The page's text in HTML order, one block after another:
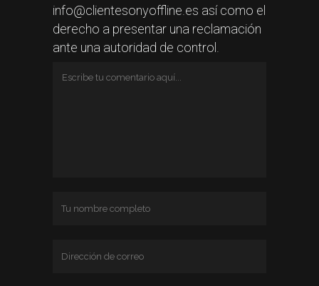
info@clientesonyoffline.es así como el
derecho a presentar una reclamación
ante una autoridad de control.